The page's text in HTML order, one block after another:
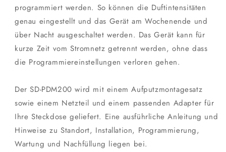
programmiert werden. So können die Duftintensitäten
genau eingestellt und das Gerät am Wochenende und
über Nacht ausgeschaltet werden. Das Gerät kann für
kurze Zeit vom Stromnetz getrennt werden, ohne dass
die Programmiereinstellungen verloren gehen.
Der SD-PDM200 wird mit einem Aufputzmontagesatz
sowie einem Netzteil und einem passenden Adapter für
Ihre Steckdose geliefert. Eine ausführliche Anleitung und
Hinweise zu Standort, Installation, Programmierung,
Wartung und Nachfüllung liegen bei.